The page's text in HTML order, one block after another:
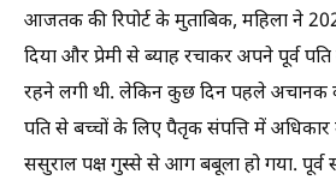
आजतक की रिपोर्ट के मुताबिक, महिला ने
दिया और प्रेमी से ब्याह रचाकर अपने पूर्व
रहने लगी थी. लेकिन कुछ दिन पहले अचानक
पति से बच्चों के लिए पैतृक संपत्ति में अधिकार
ससुराल पक्ष गुस्से से आग बबूला हो गया.